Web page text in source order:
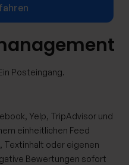
Posteingang.
Yelp, TripAdvisor und
einheitlichen Feed
Textinhalt oder eigenen
Bewertungen sofort